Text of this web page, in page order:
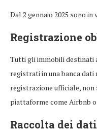
Dal 2 gennaio 2025 sono
Registrazione
Tutti gli immobili destinati
registrati in una banca dati
registrazione ufficiale, non
piattaforme come Airbnb
Raccolta dei